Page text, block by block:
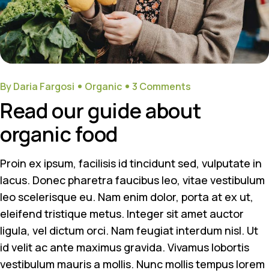
By Daria Fargosi Organic 3 Comments
Read our guide about
organic food
Proin ex ipsum, facilisis id tincidunt sed, vulputate in
lacus. Donec pharetra faucibus leo, vitae vestibulum
leo scelerisque eu. Nam enim dolor, porta at ex ut,
eleifend tristique metus. Integer sit amet auctor
ligula, vel dictum orci. Nam feugiat interdum nisl. Ut
id velit ac ante maximus gravida. Vivamus lobortis
vestibulum mauris a mollis. Nunc mollis tempus lorem